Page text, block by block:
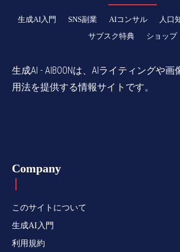
生成AI入門 SNS副業 AIコンサル
人口
サブスク特典
ショップ
生成AI - AIBOONは、AIライティングや
用法を提供する情報サイトです。
Company
このサイトについて
生成AI入門
利用規約